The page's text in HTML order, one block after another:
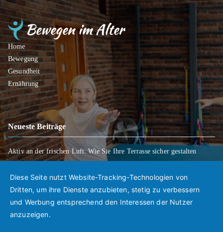
Home
Bewegung
Gesundheit
Ernährung
Neueste Beiträge
Aktiv an der frischen Luft: Wie Sie Ihre Terrasse sicher gestalten
klar regeln
Mobil bleiben trotz Rückschlägen: So gelingt der Weg zurück in den
Alltag
Diese Seite nutzt Website-Tracking-Technologien von
Dritten, um ihre Dienste anzubieten, stetig zu verbessern
und Werbung entsprechend den Interessen der Nutzer
anzuzeigen.